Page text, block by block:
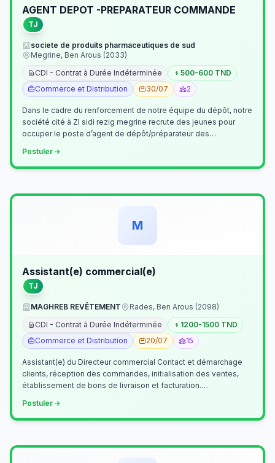
AGENT DEPOT -PREPARATEUR COMMANDE
TJ
societe de produits pharmaceutiques de sud
Megrine, Ben Arous (2033)
CDI - Contrat à Durée Indéterminée
500-600 TND
Commerce et Distribution
30/07 2
Dans le cadre du renforcement de notre équipe du dépôt, notre
société cité à ZI sidi rezig megrine recrute des jeunes pour
occuper le poste d’agent de dépôt/préparateur des
Postuler
M
Assistant(e) commercial(e)
TJ
MAGHREB REVÊTEMENT
Rades, Ben Arous (2098)
CDI - Contrat à Durée Indéterminée
1200-1500 TND
Commerce et Distribution
20/07 15
Assistant(e) du Directeur commercial Contact et démarchage
clients, réception des commandes, initialisation des ventes,
établissement de bons de livraison et facturation.
Postuler